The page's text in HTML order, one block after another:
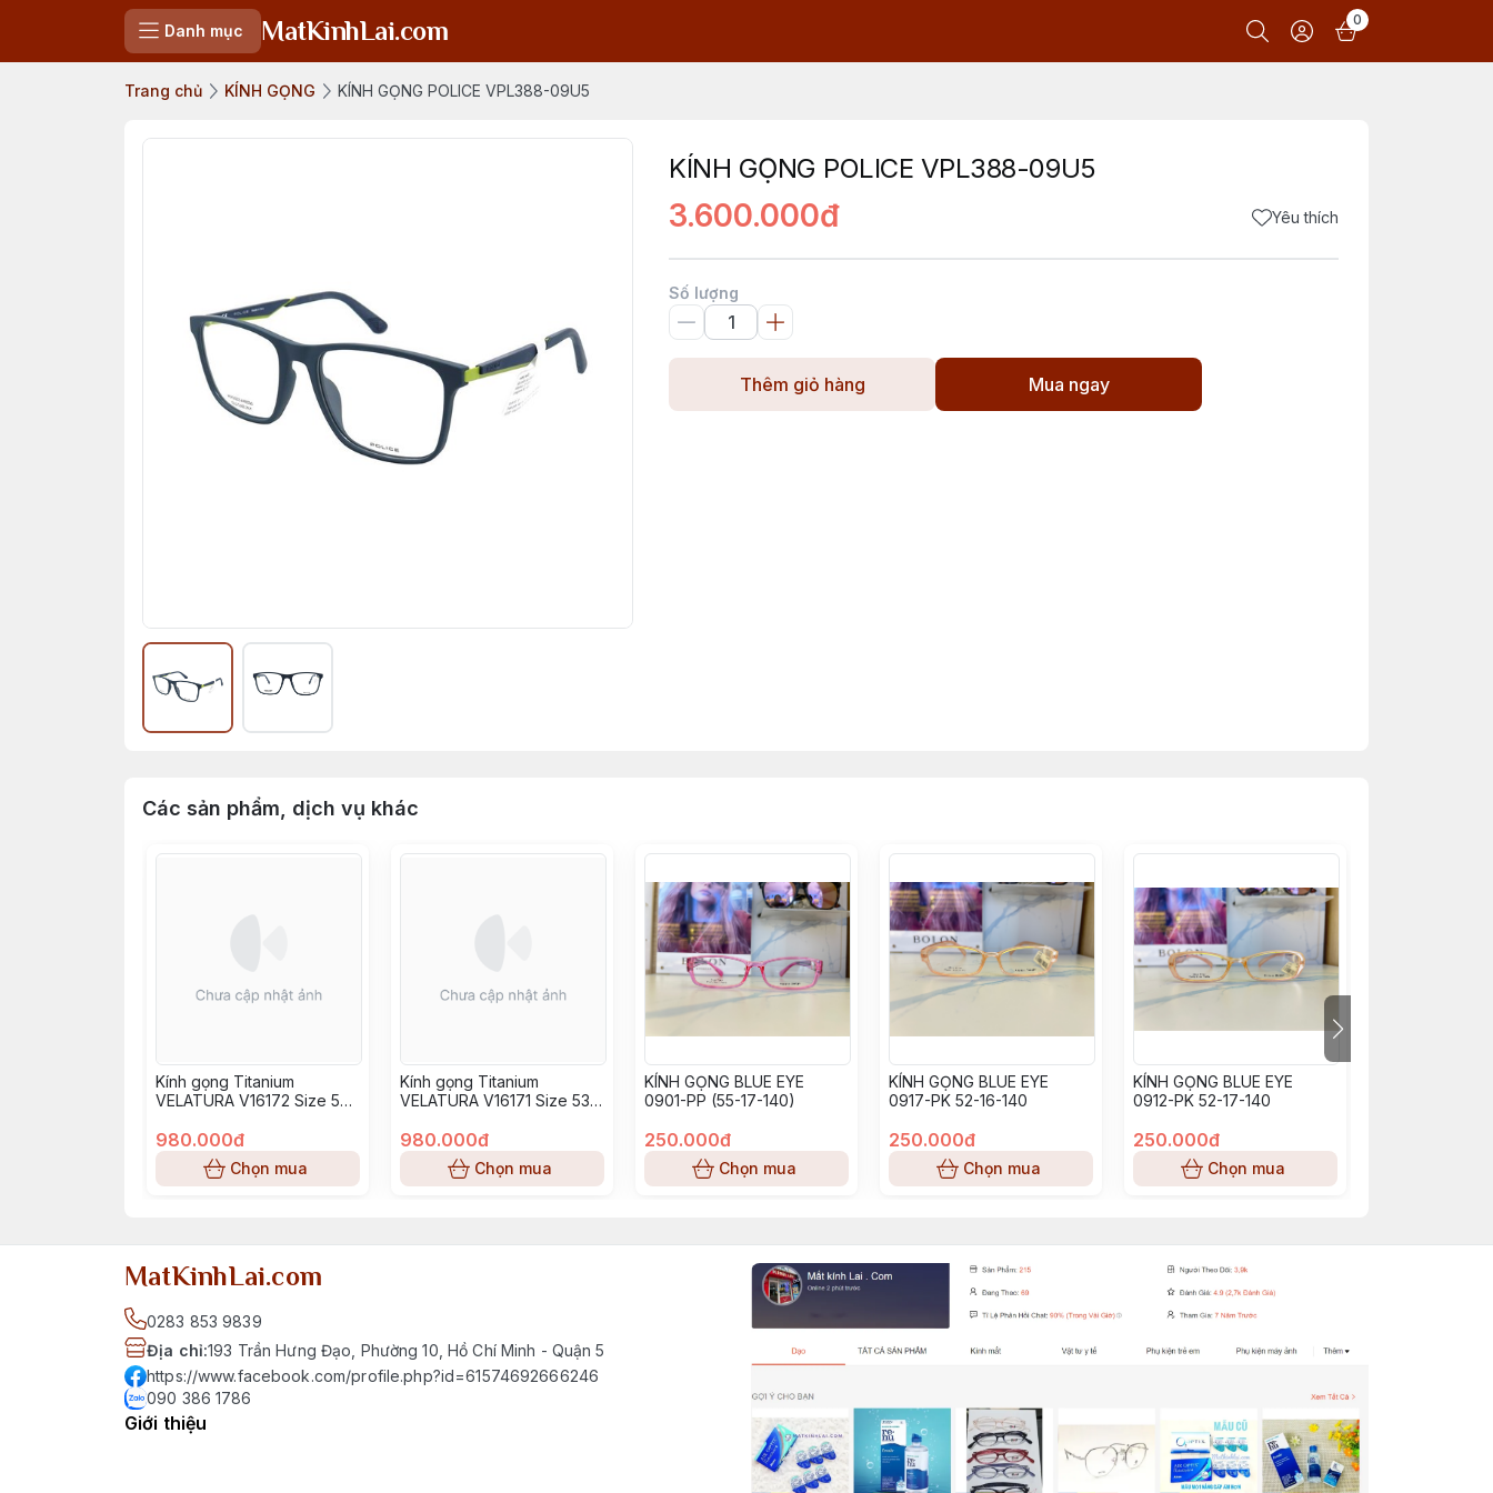
Danh mục MatKinhLai.com 0
Trang chủ KÍNH GỌNG KÍNH GỌNG POLICE VPL388-09U5
KÍNH GỌNG POLICE VPL388-09U5
3.600.000đ Yêu thích
Số lượng
Thêm giỏ hàng Mua ngay
Các sản phẩm, dịch vụ khác
Kính gọng Titanium
VELATURA V16172 Size 52-
980.000đ
Chọn mua
Kính gọng Titanium
VELATURA V16171 Size 53-
980.000đ
Chọn mua
KÍNH GỌNG BLUE EYE
0901-PP (55-17-140)
250.000đ
Chọn mua
KÍNH GỌNG BLUE EYE
0917-PK 52-16-140
250.000đ
Chọn mua
KÍNH GỌNG BLUE EYE
0912-PK 52-17-140
250.000đ
Chọn mua
MatKinhLai.com
0283 853 9839
Địa chỉ:193 Trần Hưng Đạo, Phường 10, Hồ Chí Minh - Quận 5
https://www.facebook.com/profile.php?id=61574692666246
090 386 1786
Giới thiệu